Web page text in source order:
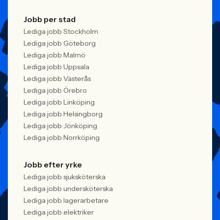
Jobb per stad
Lediga jobb Stockholm
Lediga jobb Göteborg
Lediga jobb Malmö
Lediga jobb Uppsala
Lediga jobb Västerås
Lediga jobb Örebro
Lediga jobb Linköping
Lediga jobb Helsingborg
Lediga jobb Jönköping
Lediga jobb Norrköping
Jobb efter yrke
Lediga jobb sjuksköterska
Lediga jobb undersköterska
Lediga jobb lagerarbetare
Lediga jobb elektriker